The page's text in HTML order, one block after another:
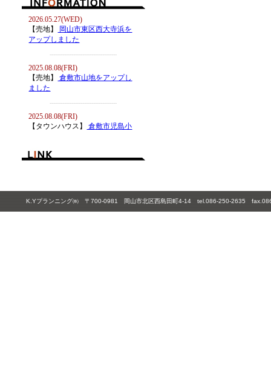
K.Yプランニング㈱ 〒700-0981 岡山市北区西島田町4-14 tel.086-250-2635